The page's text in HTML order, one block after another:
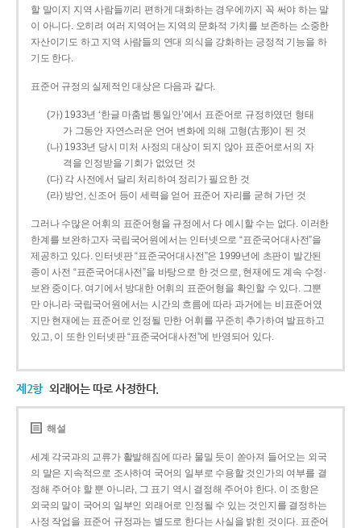
할 말이지 지역 사람들끼리 편하게 대화하는 경우에까지 꼭 써야 하는 말
이 아니다. 오히려 여러 지역어는 지역의 문화적 가치를 보존하는 소중한
자산이기도 하고 지역 사람들의 연대 의식을 강화하는 긍정적 기능을 하
기도 한다.
표준어 규정의 실제적인 대상은 다음과 같다.
(가) 1933년 ‘한글 마춤법 통일안’에서 표준어로 규정하였던 형태
가 그동안 자연스러운 언어 변화에 의해 고형(古形)이 된 것
(나) 1933년 당시 미처 사정의 대상이 되지 않아 표준어로서의 자
격을 인정받을 기회가 없었던 것
(다) 각 사전에서 달리 처리하여 정리가 필요한 것
(라) 방언, 신조어 등이 세력을 얻어 표준어 자리를 굳혀 가던 것
그러나 수많은 어휘의 표준어형을 규정에서 다 예시할 수는 없다. 이러한
한계를 보완하고자 국립국어원에서는 인터넷으로 “표준국어대사전”을
제공하고 있다. 인터넷판 “표준국어대사전”은 1999년에 초판이 발간된
종이 사전 “표준국어대사전”을 바탕으로 한 것으로, 현재에도 계속 수정·
보완 중이다. 여기에서 방대한 어휘의 표준어형을 확인할 수 있다. 그뿐
만 아니라 국립국어원에서는 시간의 흐름에 따라 과거에는 비표준어였
지만 현재에는 표준어로 인정될 만한 어휘를 꾸준히 추가하여 발표하고
있고, 이 또한 인터넷판 “표준국어대사전”에 반영되어 있다.
제2항 외래어는 따로 사정한다.
해설
세계 각국과의 교류가 활발해짐에 따라 물밀 듯이 쏟아져 들어오는 외국
의 말은 지속적으로 조사하여 국어의 일부로 수용할 것인가의 여부를 결
정해 주어야 할 뿐 아니라, 그 표기 역시 결정해 주어야 한다. 이 조항은
외국의 말이 국어의 일부인 외래어로 인정될 수 있는 것인지를 결정하는
사정 작업을 표준어 규정과는 별도로 한다는 사실을 밝힌 것이다. 표준어